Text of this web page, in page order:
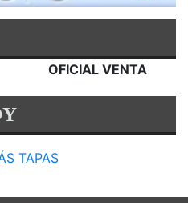
OFICIAL VENTA
TAPAS